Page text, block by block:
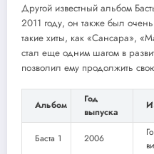
Другой известный альбом
2011 году, он также был
такие хиты, как «Сансара»,
стал еще одним шагом в
позволил ему продолжить
Альбом
Год
выпуска
Баста 1 2006